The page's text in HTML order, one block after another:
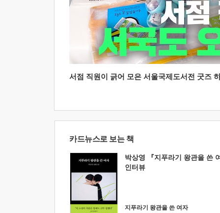
서점 직원이 긁어 모은 서울국제도서전 굿즈
카드뉴스로 보는 책
박상영 『지푸라기 왕관을 쓴
인터뷰
지푸라기 왕관을 쓴 여자